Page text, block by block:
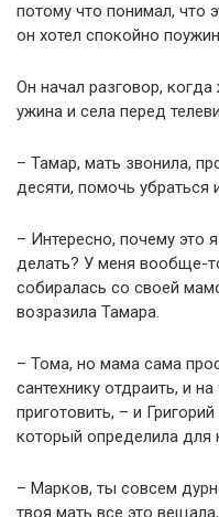
потому что понимал, что
он хотел спокойно
Он начал разговор,
ужина и села перед
– Тамар, мать звонила,
десяти, помочь убраться
– Интересно, почему это
делать? У меня вообще-
собиралась со своей
возразила Тамара.
– Тома, но мама сама
сантехнику отдраить, и
приготовить, – и
который определила для
– Марков, ты совсем
твоя мать все это